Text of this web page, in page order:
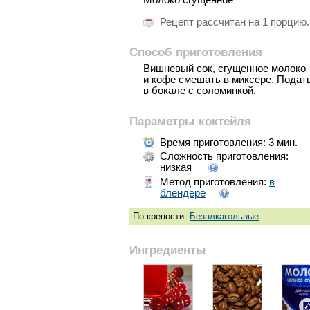
Рецепт рассчитан на 1 порцию.
Способ приготовления
Вишневый сок, сгущенное молоко
и кофе смешать в миксере.
в бокале с соломинкой.
Параметры коктейля
Время приготовления: 3 мин.
Сложность приготовления:
низкая
Метод приготовления: в
блендере
По крепости: Безалкагольные
Ингредиенты